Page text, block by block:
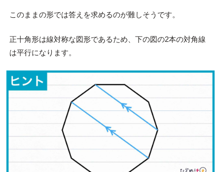
このままの形では答えを求めるのが難しそうです。
正十角形は線対称な図形であるため、下の図の2本の対角線
は平行になります。